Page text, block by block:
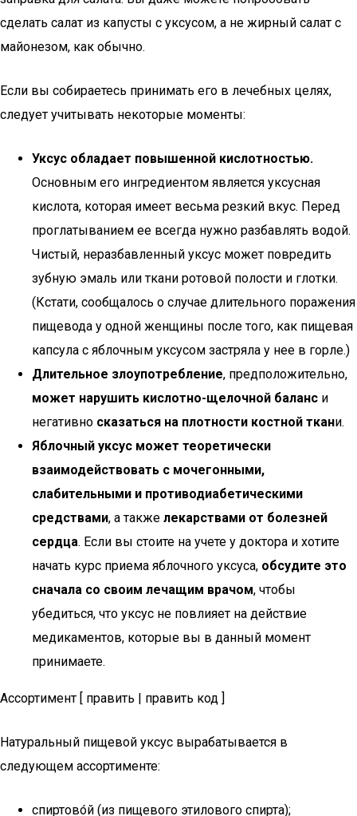
сделать салат из капусты с уксусом, а не жирный салат с
майонезом, как обычно.
Если вы собираетесь принимать его в лечебных целях,
следует учитывать некоторые моменты:
Уксус обладает повышенной кислотностью.
Основным его ингредиентом является уксусная
кислота, которая имеет весьма резкий вкус. Перед
проглатыванием ее всегда нужно разбавлять водой.
Чистый, неразбавленный уксус может повредить
зубную эмаль или ткани ротовой полости и глотки.
(Кстати, сообщалось о случае длительного поражения
пищевода у одной женщины после того, как пищевая
капсула с яблочным уксусом застряла у нее в горле.)
Длительное злоупотребление, предположительно,
может нарушить кислотно-щелочной баланс и
негативно сказаться на плотности костной ткани.
Яблочный уксус может теоретически
взаимодействовать с мочегонными,
слабительными и противодиабетическими
средствами, а также лекарствами от болезней
сердца. Если вы стоите на учете у доктора и хотите
начать курс приема яблочного уксуса, обсудите это
сначала со своим лечащим врачом, чтобы
убедиться, что уксус не повлияет на действие
медикаментов, которые вы в данный момент
принимаете.
Ассортимент [ править | править код ]
Натуральный пищевой уксус вырабатывается в
следующем ассортименте:
спиртово́й (из пищевого этилового спирта);